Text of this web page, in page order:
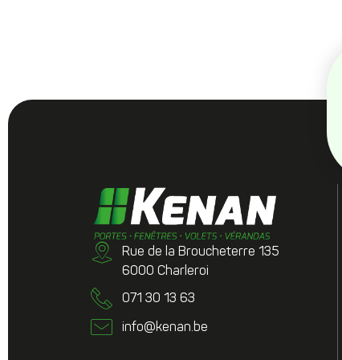
Rue de la Broucheterre 135
6000 Charleroi
071 30 13 63
info@kenan.be